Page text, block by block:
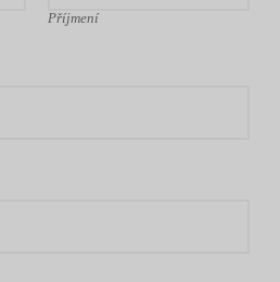
Příjmení